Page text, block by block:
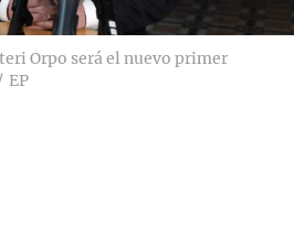
Orpo será el nuevo primer
EP